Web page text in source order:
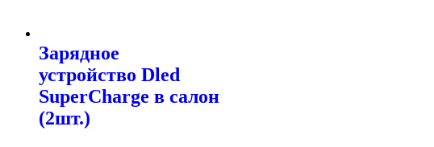
Зарядное
устройство Dled
SuperCharge в салон
(2шт.)